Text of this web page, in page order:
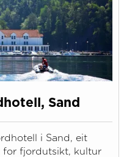
Sand
i Sand, eit
fjordutsikt, kultur